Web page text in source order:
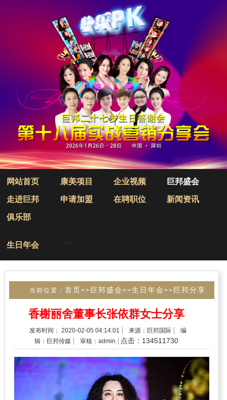
网站首页 康美项目 企业视频 巨邦盛会
走进巨邦 申请加盟 在聘职位 新闻资讯
俱乐部
生日年会
当前位置：首页>> 巨邦盛会>>生日年会>> 巨邦分享
>>第十一届成功分享会
香榭丽舍董事长张依群女士分享
发布时间： 2020-02-05 04:14:01 来源：巨邦国际
编
辑：巨邦传媒
审核：admin 点击：134511730